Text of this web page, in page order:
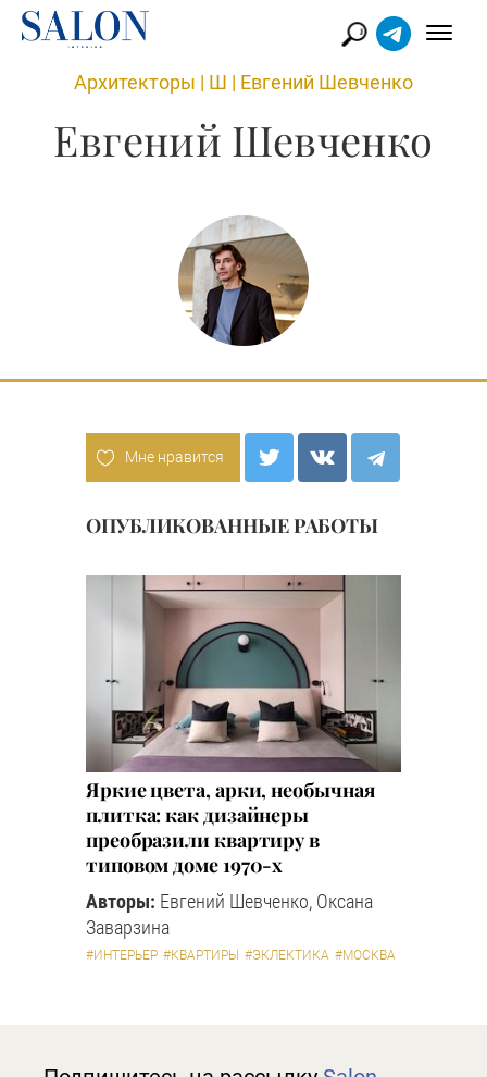
Архитекторы | Ш | Евгений Шевченко
Евгений Шевченко
Мне нравится
ОПУБЛИКОВАННЫЕ РАБОТЫ
Яркие цвета, арки, необычная
плитка: как дизайнеры
преобразили квартиру в
типовом доме 1970-х
Авторы: Евгений Шевченко, Оксана
Заварзина
#ИНТЕРЬЕР #КВАРТИРЫ #ЭКЛЕКТИКА #МОСКВА